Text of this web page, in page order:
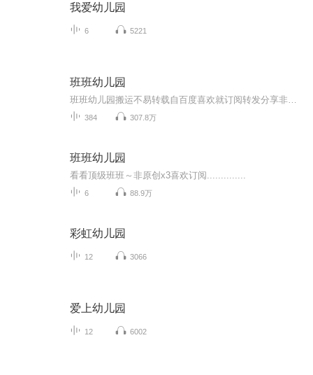
我爱幼儿园
6 5221
班班幼儿园
384 307.8万
班班幼儿园
看看顶级班班～非原创x3喜欢订阅..............
6 88.9万
彩虹幼儿园
12 3066
爱上幼儿园
12 6002